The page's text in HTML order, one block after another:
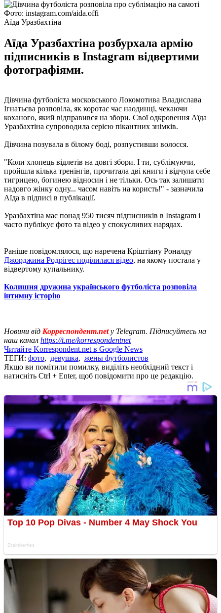
Фото: instagram.com/aida.offi
Аїда Уразбахтіна
Аїда Уразбахтіна розбурхала армію
підписників в Instagram відвертими
фотографіями.
Дівчина футболіста московського Локомотива Владислава
Ігнатьєва розповіла, як коротає час наодинці, чекаючи
коханого, який відправився на збори. Свої одкровення Аїда
Уразбахтіна супроводила серією пікантних знімків.
Дівчина позувала в білому боді, розпустивши волосся.
"Коли хлопець відлетів на довгі збори. І ти, сублімуючи,
пройшла кілька тренінгів, прочитала дві книги і відчула себе
тигрицею, богинею відносин і не тільки. Ось так залишати
надовго жінку одну... часом навіть на користь!" - зазначила
Аїда в підписі в публікації.
Уразбахтіна має понад 950 тисяч підписників в Instagram і
часто публікує фото та відео у спокусливих нарядах.
Раніше повідомлялося, що наречена Кріштіану Роналду
Джорджина Родрігес поділилася відео, на якому постала у
відвертому купальнику.
Колишня дружина українського футболіста розповіла
інтимну історію
Новини від Корреспондент.netу Telegram. Підписуйтесь на
наш канал https://t.me/korrespondentnet
Читайте Korrespondent.net в Google News
ТЕГИ: фото, девушка, жены футболистов
Якщо ви помітили помилку, виділіть необхідний текст і
натисніть Ctrl + Enter, щоб повідомити про це редакцію.